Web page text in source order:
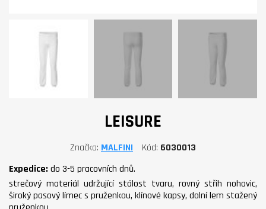
LEISURE
Značka MALFINI Kód 6030013
Expedice: do 3-5 pracovních dnů.
strečový materiál udržující stálost tvaru, rovný střih nohavic,
široký pasový límec s pruženkou, klínové kapsy, dolní lem stažený